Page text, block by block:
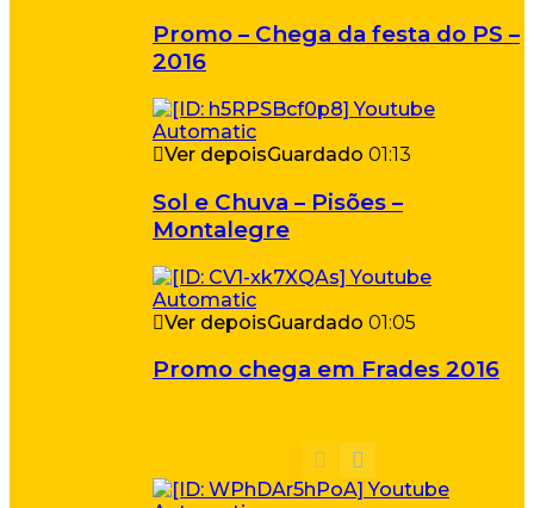
Promo – Chega da festa do PS –
2016
Ver depoisGuardado 01:13
Sol e Chuva – Pisões –
Montalegre
Ver depoisGuardado 01:05
Promo chega em Frades 2016